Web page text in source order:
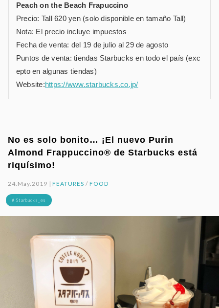
Peach on the Beach Frapuccino
Precio: Tall 620 yen (solo disponible en tamaño Tall)
Nota: El precio incluye impuestos
Fecha de venta: del 19 de julio al 29 de agosto
Puntos de venta: tiendas Starbucks en todo el país (exc
epto en algunas tiendas)
Website:https://www.starbucks.co.jp/
No es solo bonito… ¡El nuevo Purin
Almond Frappuccino® de Starbucks está
riquísimo!
24.May.2019 |FEATURES /FOOD
# Starbucks_es